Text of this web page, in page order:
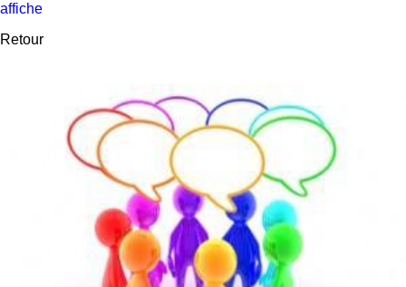
affiche
Retour